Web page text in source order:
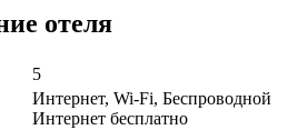
отеля
5
Интернет, Wi-Fi, Беспроводной
Интернет бесплатно